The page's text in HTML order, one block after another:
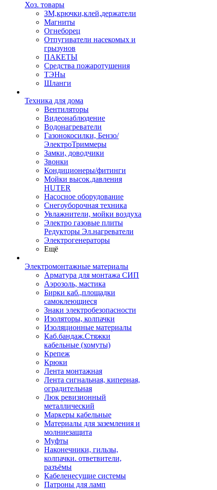
Хоз. товары
ЗМ,крючки,клей,держатели
Магниты
Огнеборец
Отпугиватели насекомых и
грызунов
ПАКЕТЫ
Средства пожаротушения
ТЭНы
Шланги
Техника для дома
Вентиляторы
Видеонаблюдение
Водонагреватели
Газонокосилки, Бензо/
ЭлектроТриммеры
Замки, доводчики
Звонки
Кондиционеры/фитинги
Мойки высок.давления
HUTER
Насосное оборудование
Снегоуборочная техника
Увлажнители, мойки воздуха
Электро газовые плиты
Редукторы Эл.нагреватели
Электрогенераторы
Ещё
Электромонтажные материалы
Арматура для монтажа СИП
Аэрозоль, мастика
Бирки каб.,площадки
самоклеющиеся
Знаки электробезопасности
Изоляторы, колпачки
Изоляционные материалы
Каб.бандаж.Стяжки
кабельные (хомуты)
Крепеж
Крюки
Лента монтажная
Лента сигнальная, киперная,
оградительная
Люк ревизионный
металлический
Маркеры кабельные
Материалы для заземления и
молниезащита
Муфты
Наконечники, гильзы,
колпачки. ответвители,
разъёмы
Кабеленесущие системы
Патроны для ламп